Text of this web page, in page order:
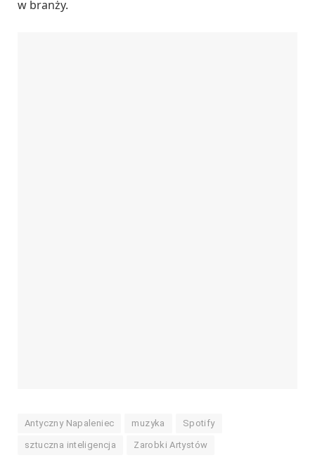
w branży.
Antyczny Napaleniec muzyka Spotify
sztuczna inteligencja Zarobki Artystów